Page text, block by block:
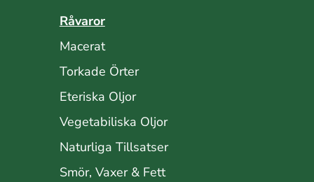
Råvaror
Macerat
Torkade Örter
Eteriska Oljor
Vegetabiliska Oljor
Naturliga Tillsatser
Smör, Vaxer & Fett